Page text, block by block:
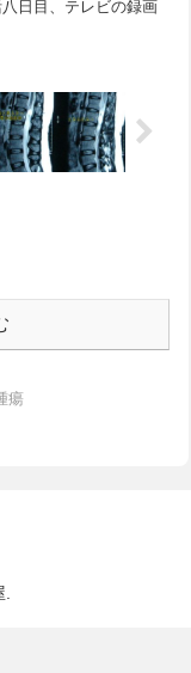
日目、テレビの録画
瘍